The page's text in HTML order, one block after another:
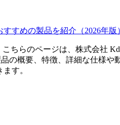
すめの製品を紹介（2026年版
ちらのページは、 株式会社
の概要、特徴、詳細な仕様や
す。